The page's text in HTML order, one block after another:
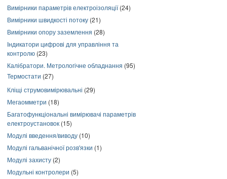
Вимірники параметрів електроізоляції(24)
Вимірники швидкості потоку (21)
Вимірники опору заземлення (28)
Індикатори цифрові для управління та
контролю (23)
Калібратори. Метрологічне обладнання (95)
Термостати (27)
Кліщі струмовимірювальні (29)
Мегаомметри (18)
Багатофункціональні вимірювачі параметрів
електроустановок (15)
Модулі введення/виводу (10)
Модулі гальванічної розв'язки (1)
Модулі захисту (2)
Модульні контролери (5)